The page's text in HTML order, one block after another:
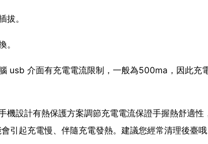
拔。
。
usb 介面有充電電流限制，一般為500ma，因此充
設計有熱保護方案調節充電電流保證手握熱舒適性
引起充電慢、伴隨充電發熱。建議您經常清理後臺